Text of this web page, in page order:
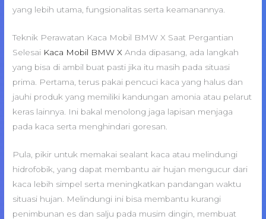
yang lebih utama, fungsionalitas serta keamanannya.
Teknik Perawatan Kaca Mobil BMW X Saat Pergantian
Selesai Kaca Mobil BMW X Anda dipasang, ada langkah
yang bisa di ambil buat pasti jika itu masih pada situasi
prima. Pertama, terus pakai pencuci kaca yang halus dan
jauhi produk yang memiliki kandungan amonia atau pelarut
keras lainnya. Ini bakal menolong jaga lapisan menjaga
pada kaca serta menghindari goresan.
Pula, pikir untuk memakai sealant kaca atau melindungi
hidrofobik, yang dapat membantu air hujan mengucur dari
kaca lebih simpel serta meningkatkan pandangan waktu
situasi hujan. Melindungi ini bisa membantu kurangi
penimbunan es dan salju pada musim dingin, membuat